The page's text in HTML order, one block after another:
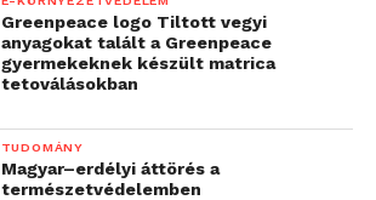
Greenpeace logo Tiltott vegyi
anyagokat talált a Greenpeace
gyermekeknek készült matrica
tetoválásokban
TUDOMÁNY
Magyar–erdélyi áttörés a
természetvédelemben